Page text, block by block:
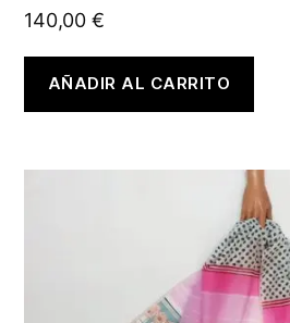
140,00 €
AÑADIR AL CARRITO